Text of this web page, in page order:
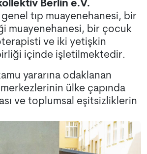
Berlin e.V.
tıp muayenehanesi, bir
muayenehanesi, bir çocuk
ve iki yetişkin
içinde işletilmektedir.
yararına odaklanan
ülke çapında
ve toplumsal eşitsizliklerin